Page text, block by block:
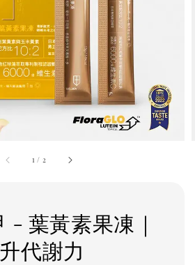
1 / 2
- 葉黃素果凍｜
代謝力